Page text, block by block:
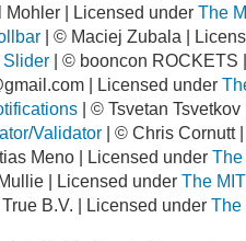
Mohler | Licensed underThe
| © Maciej Zubala |
Slider | © booncon
| Licensed under
| © Tsvetan
Validator | © Chris Cornutt
Meno | Licensed underThe
| Licensed underThe
True B.V. | Licensed underThe